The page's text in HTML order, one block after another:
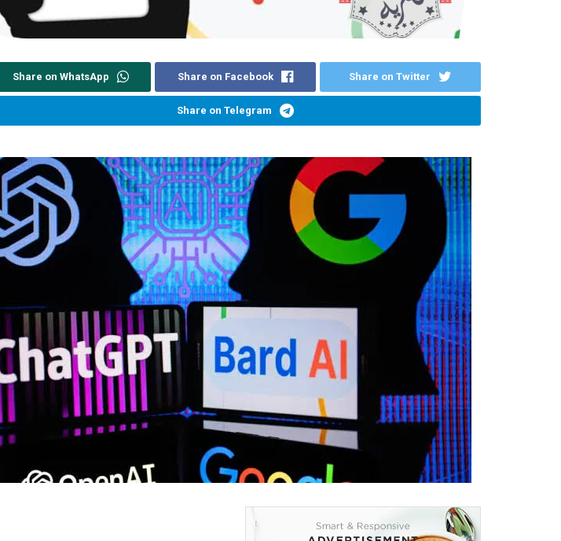
Share on Twitter
Share on Facebook
Share on WhatsApp
Share on Telegram